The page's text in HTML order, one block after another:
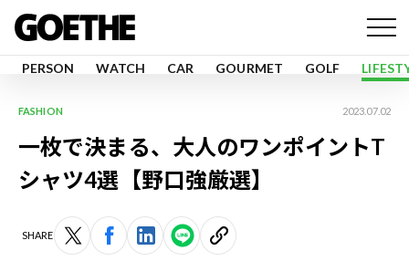
PERSON WATCH CAR GOURMET GOLF
FASHION 2023.07.02
一枚で決まる、大人のワンポイントT
シャツ4選【野口強厳選】
SHARE